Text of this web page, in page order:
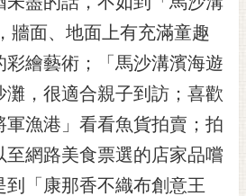
牆面、地面上有充滿童趣
彩繪藝術；「馬沙溝濱海遊
灘，很適合親子到訪；喜歡
軍漁港」看看魚貨拍賣；拍
至網路美食票選的店家品嚐
到「康那香不織布創意王